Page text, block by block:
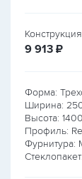
Конструкция
9 913 руб.
₽
Форма:
Ширина:
Высота: 1400
Профиль:
Фурнитура: